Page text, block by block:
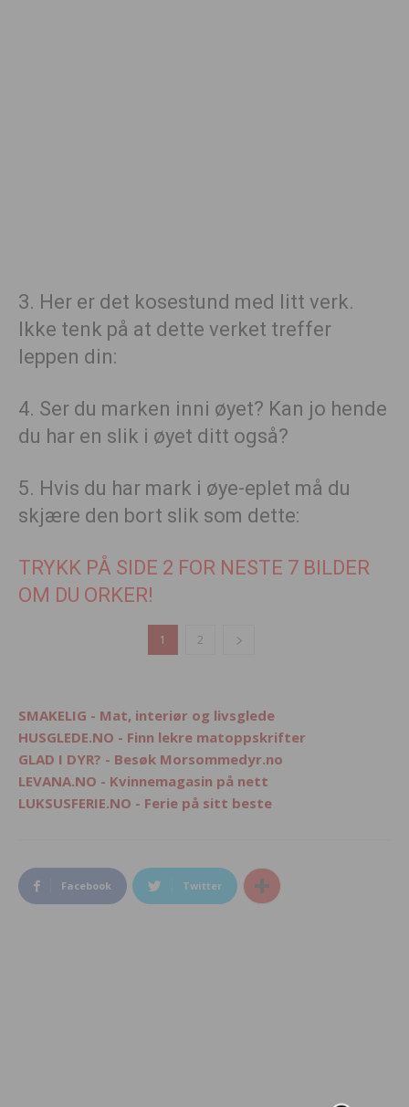
3. Her er det kosestund med litt verk.
Ikke tenk på at dette verket treffer
leppen din:
4. Ser du marken inni øyet? Kan jo hende
du har en slik i øyet ditt også?
5. Hvis du har mark i øye-eplet må du
skjære den bort slik som dette:
TRYKK PÅ SIDE 2 FOR NESTE 7 BILDER
OM DU ORKER!
1 2
SMAKELIG - Mat, interiør og livsglede
HUSGLEDE.NO - Finn lekre matoppskrifter
GLAD I DYR? - Besøk Morsommedyr.no
LEVANA.NO - Kvinnemagasin på nett
LUKSUSFERIE.NO - Ferie på sitt beste
Facebook Twitter